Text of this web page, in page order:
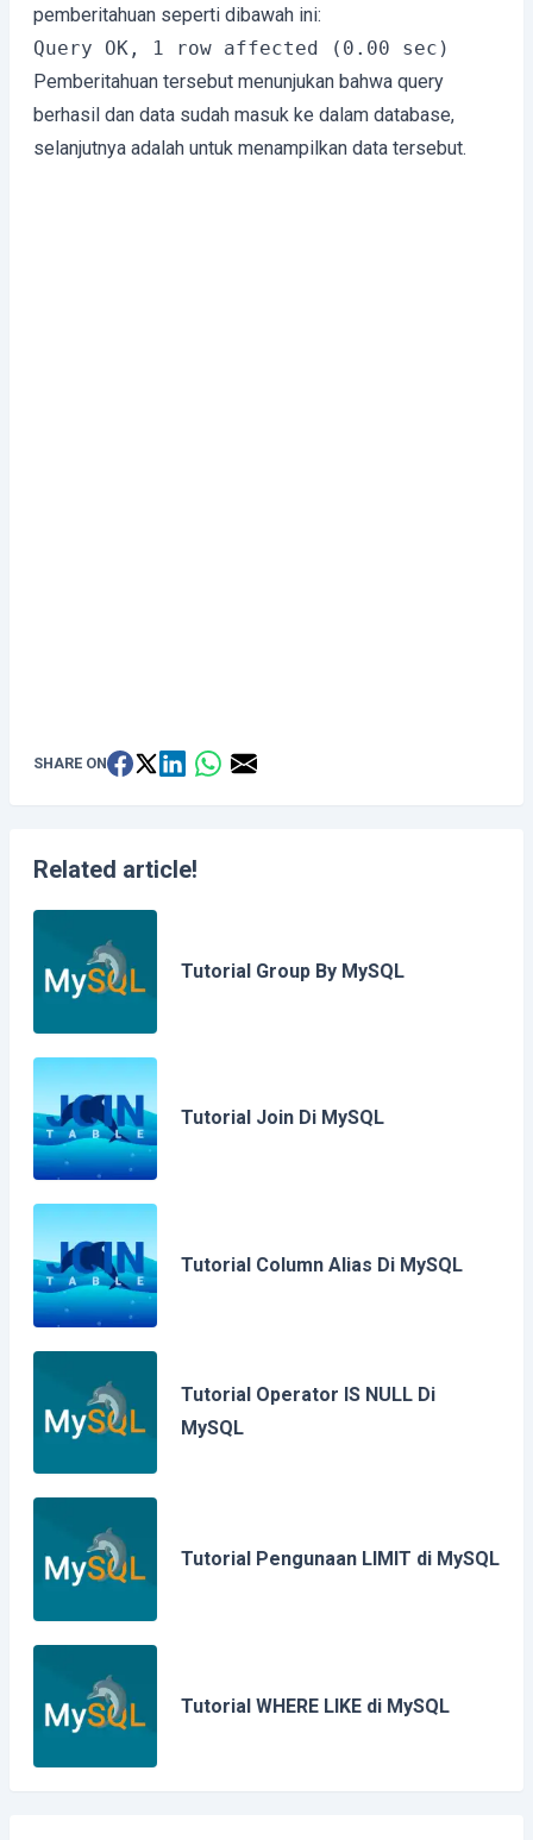
pemberitahuan seperti dibawah ini:
Query OK, 1 row affected (0.00 sec)
Pemberitahuan tersebut menunjukan bahwa query
berhasil dan data sudah masuk ke dalam database,
selanjutnya adalah untuk menampilkan data tersebut.
SHARE ON
Related article!
Tutorial Group By MySQL
Tutorial Join Di MySQL
Tutorial Column Alias Di MySQL
Tutorial Operator IS NULL Di
MySQL
Tutorial Pengunaan LIMIT di MySQL
Tutorial WHERE LIKE di MySQL